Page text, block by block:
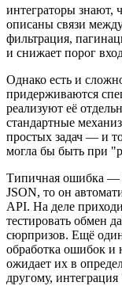
интеграторы знают,
описаны связи
фильтрация,
и снижает порог
Однако есть и
придерживаются
реализуют её
стандартные
простых задач — и
могла бы быть при
Типичная ошибка —
JSON, то он
API. На деле
тестировать обмен
сюрпризов. Ещё
обработка ошибок и
ожидает их в
другому,